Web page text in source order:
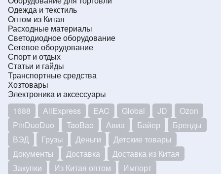
Одежда и текстиль
Оптом из Китая
Расходные материалы
Светодиодное оборудование
Сетевое оборудование
Спорт и отдых
Статьи и гайды
Транспортные средства
Хозтовары
Электроника и аксессуары
1688
AliExpress EAC Global JD
Ozon
PinDuoDuo
TaoBao Авиа Байер
Бренды
ВЭД
Грузы Деньги
Детские товары
Документы
Доставка
Доставка из Китая
Закупки
Из Китая оптом
Импорт